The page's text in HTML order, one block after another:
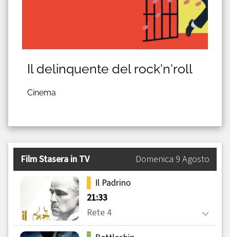
Il delinquente del rock'n'roll
Cinema